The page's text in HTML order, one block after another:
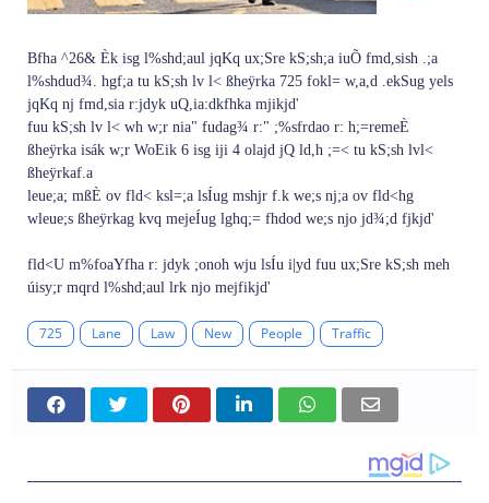
Bfha ^26& Èk isg l%shd;aul jqKq ux;Sre kS;sh;a iuÕ fmd,sish .;a
l%shdud¾. hgf;a tu kS;sh lv l< ßheÿrka 725 fokl= w,a,d .ekSug yels
jqKq nj fmd,sia r:jdyk uQ,ia:dkfhka mjikjd'
fuu kS;sh lv l< wh w;r nia" fudag¾ r:" ;%sfrdao r: h;=remeÈ
ßheÿrka isák w;r WoEik 6 isg iji 4 olajd jQ ld,h ;=< tu kS;sh lvl<
ßheÿrkaf.a
leue;a; mßÈ ov fld< ksl=;a lsÍug mshjr f.k we;s nj;a ov fld<hg
wleue;s ßheÿrkag kvq mejeÍug lghq;= fhdod we;s njo jd¾;d fjkjd'
fld<U m%foaYfha r: jdyk ;onoh wju lsÍu i|yd fuu ux;Sre kS;sh meh
úisy;r mqrd l%shd;aul lrk njo mejfikjd'
725 Lane Law New People Traffic